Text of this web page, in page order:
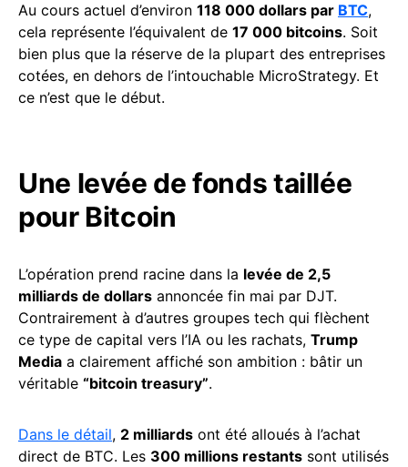
Au cours actuel d’environ 118 000 dollars par BTC,
cela représente l’équivalent de 17 000 bitcoins. Soit
bien plus que la réserve de la plupart des entreprises
cotées, en dehors de l’intouchable MicroStrategy. Et
ce n’est que le début.
Une levée de fonds taillée
pour Bitcoin
L’opération prend racine dans la levée de 2,5
milliards de dollars annoncée fin mai par DJT.
Contrairement à d’autres groupes tech qui flèchent
ce type de capital vers l’IA ou les rachats, Trump
Media a clairement affiché son ambition : bâtir un
véritable “bitcoin treasury”.
Dans le détail, 2 milliards ont été alloués à l’achat
direct de BTC. Les 300 millions restants sont utilisés